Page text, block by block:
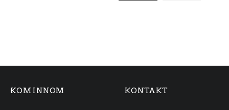
KOM INNOM KONTAKT